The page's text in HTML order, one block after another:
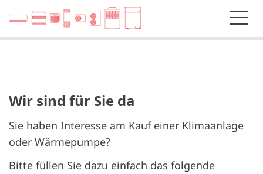
Wir sind für Sie da
Sie haben Interesse am Kauf einer Klimaanlage
oder Wärmepumpe?
Bitte füllen Sie dazu einfach das folgende